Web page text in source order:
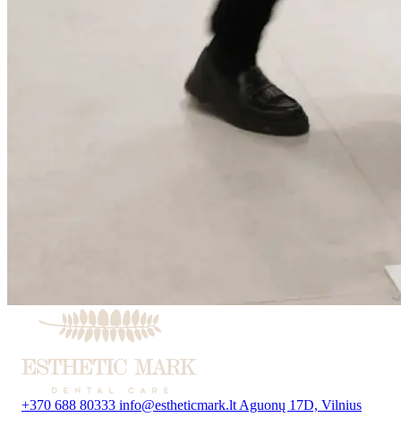
+370 688 80333 info@estheticmark.lt Aguonų 17D, Vilnius